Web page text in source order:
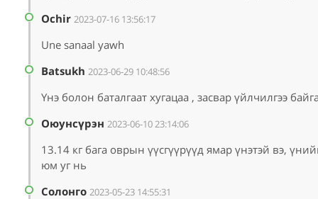
Ochir 2023-07-16 13:56:17
Une sanaal yawh
Batsukh 2023-06-29 10:48:56
Үнэ болон баталгаат хугацаа , засвар үйлчилгээ
Оюунсүрэн 2023-06-10 23:14:06
13.14 кг бага оврын үүсгүүрүүд ямар үнэтэй вэ,
юм уг нь
Солонго 2023-05-23 14:55:31